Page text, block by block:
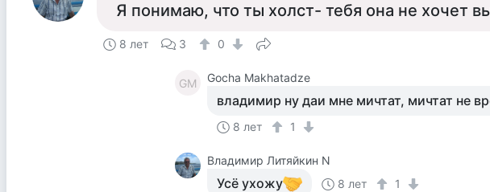
Я понимаю, что ты холст- тебя она не хочет
8 лет 3 0
GM Gocha Makhatadze
владимир ну даи мне мичтат, мичтат не
8 лет 1
Владимир Литяйкин N
Усё ухожу 8 лет 1